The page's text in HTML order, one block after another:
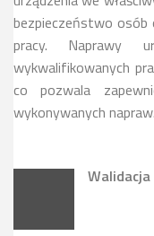
bezpieczeństwo osób
pracy. Naprawy
wykwalifikowanych
co pozwala
wykonywanych napraw.